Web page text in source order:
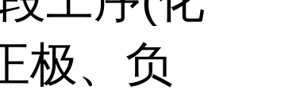
极、负